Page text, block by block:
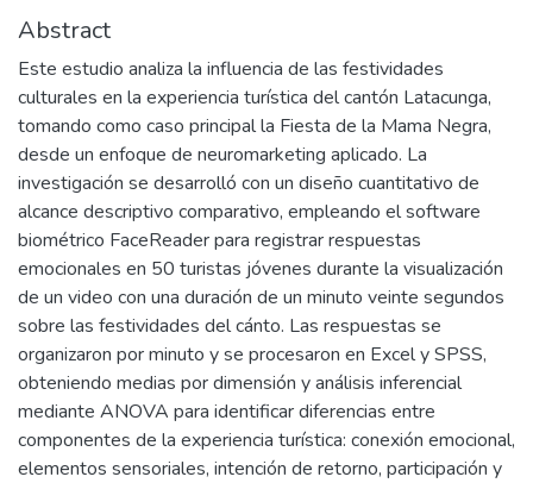
Abstract
Este estudio analiza la influencia de las festividades
culturales en la experiencia turística del cantón Latacunga,
tomando como caso principal la Fiesta de la Mama Negra,
desde un enfoque de neuromarketing aplicado. La
investigación se desarrolló con un diseño cuantitativo de
alcance descriptivo comparativo, empleando el software
biométrico FaceReader para registrar respuestas
emocionales en 50 turistas jóvenes durante la visualización
de un video con una duración de un minuto veinte segundos
sobre las festividades del cánto. Las respuestas se
organizaron por minuto y se procesaron en Excel y SPSS,
obteniendo medias por dimensión y análisis inferencial
mediante ANOVA para identificar diferencias entre
componentes de la experiencia turística: conexión emocional,
elementos sensoriales, intención de retorno, participación y